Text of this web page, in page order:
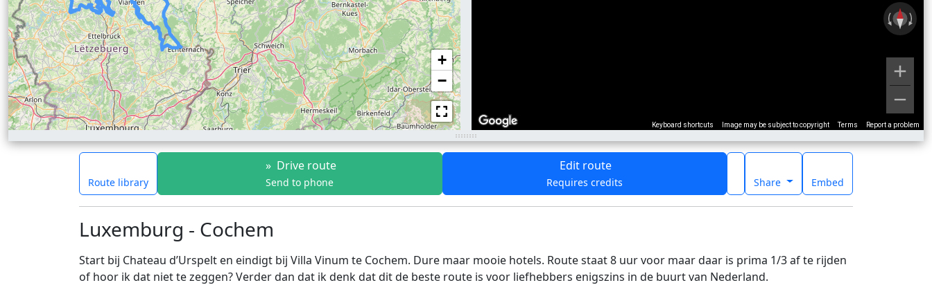
+
−
Keyboard shortcuts Image may be subject to copyright Terms Report a problem
Route library
» Drive route
Send to phone
Edit route
Requires credits Share Embed
Luxemburg - Cochem
Start bij Chateau d’Urspelt en eindigt bij Villa Vinum te Cochem. Dure maar mooie hotels. Route staat 8 uur voor maar daar is prima 1/3 af te rijden
of hoor ik dat niet te zeggen? Verder dan dat ik denk dat dit de beste route is voor liefhebbers enigszins in de buurt van Nederland.